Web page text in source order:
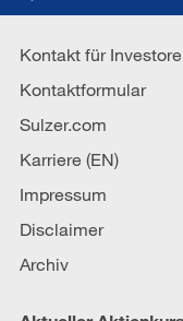
Kontakt für
Kontaktformular
Sulzer.com
Karriere (EN)
Impressum
Disclaimer
Archiv